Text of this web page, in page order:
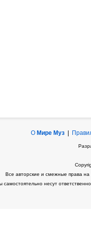
О Мире Муз|
Все авторские и смежные права
самостоятельно несут